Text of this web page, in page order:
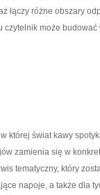
łączy różne obszary
może budować
której świat kawy
zamienia się w
tematyczny, który
napoje, a także dla